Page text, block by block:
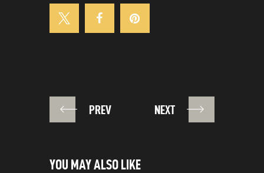
PREV NEXT
YOU MAY ALSO LIKE